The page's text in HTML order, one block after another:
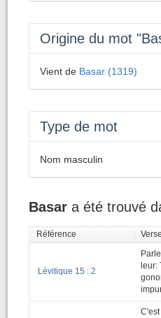
Origine du mot
Vient de Basar (1319)
Type de mot
Nom masculin
Basar a été trouvé
Référence
Lévitique 15 : 2
leur: